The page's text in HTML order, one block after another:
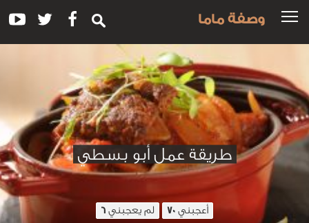
وصفة ماما
طريقة عمل أبو بسطي
أعجبني 70 لم يعجبني 6